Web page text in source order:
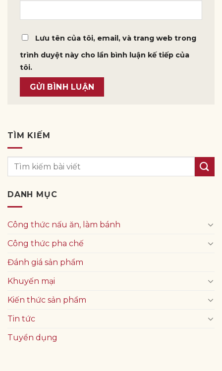
Lưu tên của tôi, email, và trang web trong
trình duyệt này cho lần bình luận kế tiếp của
tôi.
TÌM KIẾM
DANH MỤC
Công thức nấu ăn, làm bánh
Công thức pha chế
Đánh giá sản phẩm
Khuyến mại
Kiến thức sản phẩm
Tin tức
Tuyển dụng